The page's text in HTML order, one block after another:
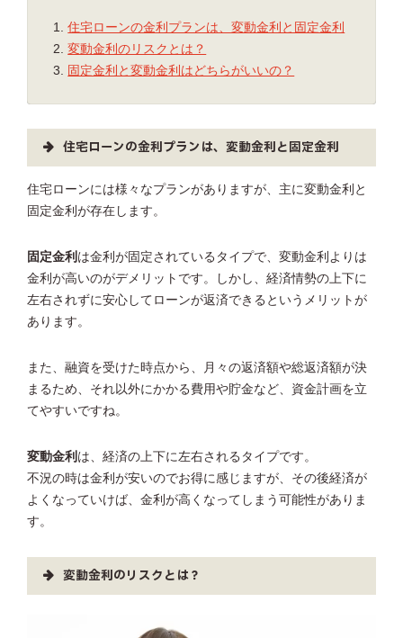
住宅ローンの金利プランは、変動金利と固定金利
変動金利のリスクとは？
固定金利と変動金利はどちらがいいの？
住宅ローンの金利プランは、変動金利と固定金利
住宅ローンには様々なプランがありますが、主に変動金利と
固定金利が存在します。
固定金利 は金利が固定されているタイプで、変動金利よりは
金利が高いのがデメリットです。しかし、経済情勢の上下に
左右されずに安心してローンが返済できるというメリットが
あります。
また、融資を受けた時点から、月々の返済額や総返済額が決
まるため、それ以外にかかる費用や貯金など、資金計画を立
てやすいですね。
変動金利 は、経済の上下に左右されるタイプです。
不況の時は金利が安いのでお得に感じますが、その後経済が
よくなっていけば、金利が高くなってしまう可能性がありま
す。
変動金利のリスクとは？